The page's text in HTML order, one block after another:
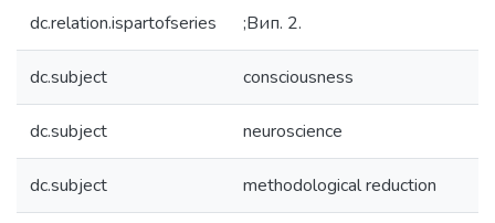
dc.relation.ispartofseries ;Вип. 2.
dc.subject consciousness
dc.subject neuroscience
dc.subject methodological reduction